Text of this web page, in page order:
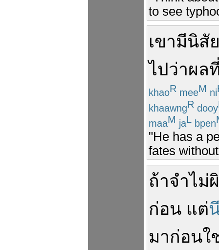
to see
เขามีนิสั
ไปว่าผล
khaoR meeM ni
khaawngR dooy
maaM jaL bpen
"He has a
fates
ถ้าจำไม่
ก่อน แต่
มาก่อนใ